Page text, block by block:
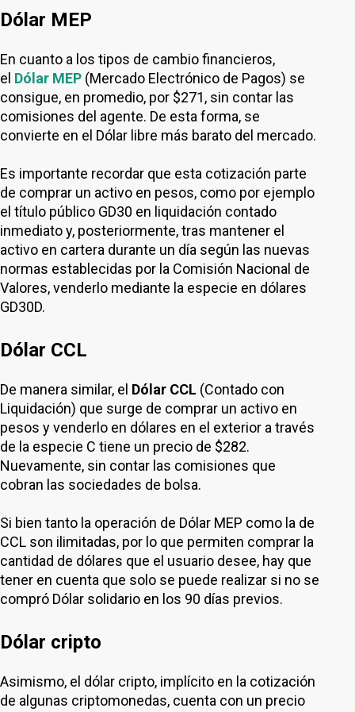
Dólar MEP
En cuanto a los tipos de cambio financieros,
el Dólar MEP (Mercado Electrónico de Pagos) se
consigue, en promedio, por $271, sin contar las
comisiones del agente. De esta forma, se
convierte en el Dólar libre más barato del mercado.
Es importante recordar que esta cotización parte
de comprar un activo en pesos, como por ejemplo
el título público GD30 en liquidación contado
inmediato y, posteriormente, tras mantener el
activo en cartera durante un día según las nuevas
normas establecidas por la Comisión Nacional de
Valores, venderlo mediante la especie en dólares
GD30D.
Dólar CCL
De manera similar, el Dólar CCL (Contado con
Liquidación) que surge de comprar un activo en
pesos y venderlo en dólares en el exterior a través
de la especie C tiene un precio de $282.
Nuevamente, sin contar las comisiones que
cobran las sociedades de bolsa.
Si bien tanto la operación de Dólar MEP como la de
CCL son ilimitadas, por lo que permiten comprar la
cantidad de dólares que el usuario desee, hay que
tener en cuenta que solo se puede realizar si no se
compró Dólar solidario en los 90 días previos.
Dólar cripto
Asimismo, el dólar cripto, implícito en la cotización
de algunas criptomonedas, cuenta con un precio